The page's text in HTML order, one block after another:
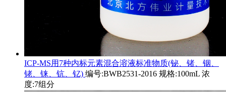
ICP-MS用7种内标元素混合溶液标准物质(铋、锗、铟、
铑、铼、钪、钇) 编号:BWB2531-2016 规格:100mL 浓
度:7组分